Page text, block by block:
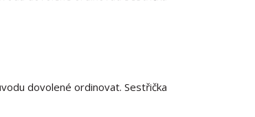
dovolené ordinovat. Sestřička